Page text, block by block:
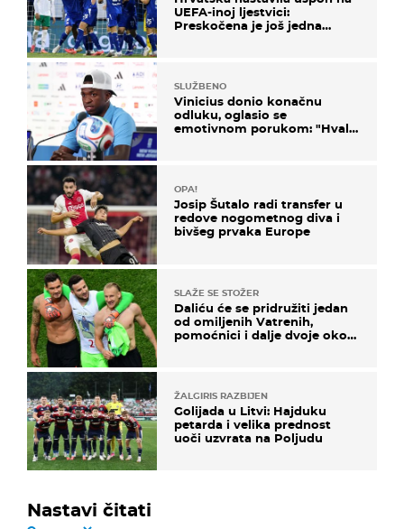
UEFA-inoj ljestvici:
Preskočena je još jedna
SLUŽBENO
Vinicius donio konačnu
odluku, oglasio se
emotivnom porukom: "Hvala
OPA!
Josip Šutalo radi transfer u
redove nogometnog diva i
bivšeg prvaka Europe
SLAŽE SE STOŽER
Daliću će se pridružiti jedan
od omiljenih Vatrenih,
pomoćnici i dalje dvoje oko
ŽALGIRIS RAZBIJEN
Golijada u Litvi: Hajduku
petarda i velika prednost
uoči uzvrata na Poljudu
Nastavi čitati